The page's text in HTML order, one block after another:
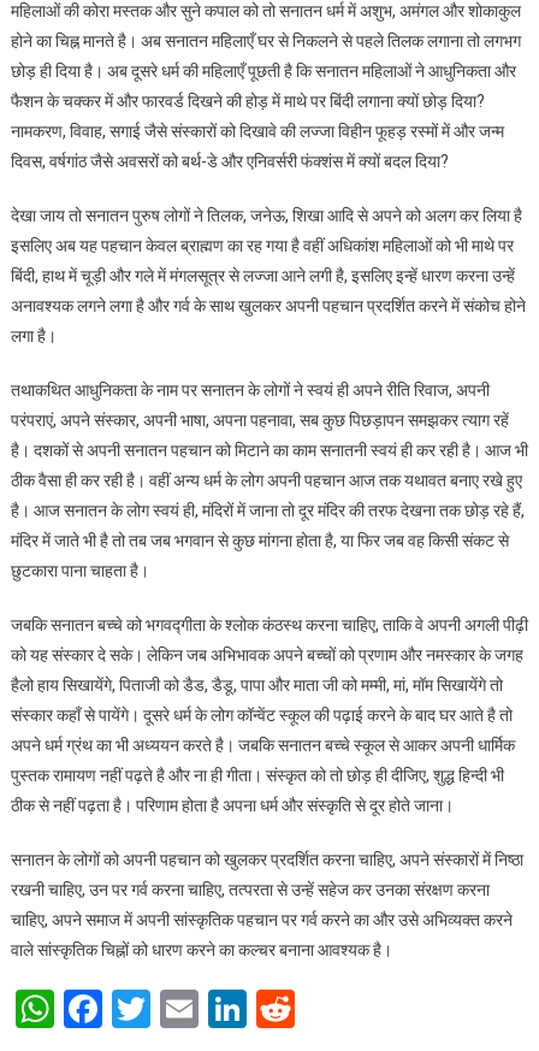
महिलाओं की कोरा मस्तक और सुने कपाल को तो सनातन धर्म में अशुभ, अमंगल और शोकाकुल
होने का चिह्न मानते है। अब सनातन महिलाएँ घर से निकलने से पहले तिलक लगाना तो लगभग
छोड़ ही दिया है। अब दूसरे धर्म की महिलाएँ पूछती है कि सनातन महिलाओं ने आधुनिकता और
फैशन के चक्कर में और फारवर्ड दिखने की होड़ में माथे पर बिंदी लगाना क्यों छोड़ दिया?
नामकरण, विवाह, सगाई जैसे संस्कारों को दिखावे की लज्जा विहीन फूहड़ रस्मों में और जन्म
दिवस, वर्षगांठ जैसे अवसरों को बर्थ-डे और एनिवर्सरी फंक्शंस में क्यों बदल दिया?
देखा जाय तो सनातन पुरुष लोगों ने तिलक, जनेऊ, शिखा आदि से अपने को अलग कर लिया है
इसलिए अब यह पहचान केवल ब्राह्मण का रह गया है वहीं अधिकांश महिलाओं को भी माथे पर
बिंदी, हाथ में चूड़ी और गले में मंगलसूत्र से लज्जा आने लगी है, इसलिए इन्हें धारण करना उन्हें
अनावश्यक लगने लगा है और गर्व के साथ खुलकर अपनी पहचान प्रदर्शित करने में संकोच होने
लगा है।
तथाकथित आधुनिकता के नाम पर सनातन के लोगों ने स्वयं ही अपने रीति रिवाज, अपनी
परंपराएं, अपने संस्कार, अपनी भाषा, अपना पहनावा, सब कुछ पिछड़ापन समझकर त्याग रहें
है। दशकों से अपनी सनातन पहचान को मिटाने का काम सनातनी स्वयं ही कर रही है। आज भी
ठीक वैसा ही कर रही है। वहीं अन्य धर्म के लोग अपनी पहचान आज तक यथावत बनाए रखे हुए
है। आज सनातन के लोग स्वयं ही, मंदिरों में जाना तो दूर मंदिर की तरफ देखना तक छोड़ रहे हैं,
मंदिर में जाते भी है तो तब जब भगवान से कुछ मांगना होता है, या फिर जब वह किसी संकट से
छुटकारा पाना चाहता है।
जबकि सनातन बच्चे को भगवद्गीता के श्लोक कंठस्थ करना चाहिए, ताकि वे अपनी अगली पीढ़ी
को यह संस्कार दे सके। लेकिन जब अभिभावक अपने बच्चों को प्रणाम और नमस्कार के जगह
हैलो हाय सिखायेंगे, पिताजी को डैड, डैडू, पापा और माता जी को मम्मी, मां, मॉम सिखायेंगे तो
संस्कार कहाँ से पायेंगे। दूसरे धर्म के लोग कॉन्वेंट स्कूल की पढ़ाई करने के बाद घर आते है तो
अपने धर्म ग्रंथ का भी अध्ययन करते है। जबकि सनातन बच्चे स्कूल से आकर अपनी धार्मिक
पुस्तक रामायण नहीं पढ़ते है और ना ही गीता। संस्कृत को तो छोड़ ही दीजिए, शुद्ध हिन्दी भी
ठीक से नहीं पढ़ता है। परिणाम होता है अपना धर्म और संस्कृति से दूर होते जाना।
सनातन के लोगों को अपनी पहचान को खुलकर प्रदर्शित करना चाहिए, अपने संस्कारों में निष्ठा
रखनी चाहिए, उन पर गर्व करना चाहिए, तत्परता से उन्हें सहेज कर उनका संरक्षण करना
चाहिए, अपने समाज में अपनी सांस्कृतिक पहचान पर गर्व करने का और उसे अभिव्यक्त करने
वाले सांस्कृतिक चिह्नों को धारण करने का कल्चर बनाना आवश्यक है।
WhatsApp
Facebook
Twitter
EmailLinkedIn